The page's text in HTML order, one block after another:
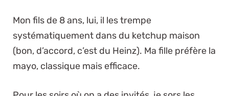
Mon fils de 8 ans, lui, il les trempe
systématiquement dans du ketchup maison
(bon, d’accord, c’est du Heinz). Ma fille préfère la
mayo, classique mais efficace.